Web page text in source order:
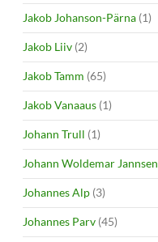
Jakob Johanson-Pärna (1)
Jakob Liiv (2)
Jakob Tamm (65)
Jakob Vanaaus (1)
Johann Trull (1)
Johann Woldemar Jannsen
Johannes Alp (3)
Johannes Parv (45)